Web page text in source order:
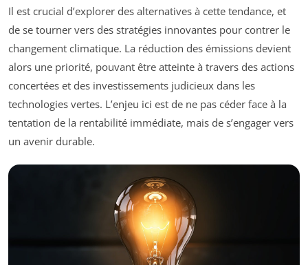
Il est crucial d’explorer des alternatives à cette tendance, et
de se tourner vers des stratégies innovantes pour contrer le
changement climatique. La réduction des émissions devient
alors une priorité, pouvant être atteinte à travers des actions
concertées et des investissements judicieux dans les
technologies vertes. L’enjeu ici est de ne pas céder face à la
tentation de la rentabilité immédiate, mais de s’engager vers
un avenir durable.